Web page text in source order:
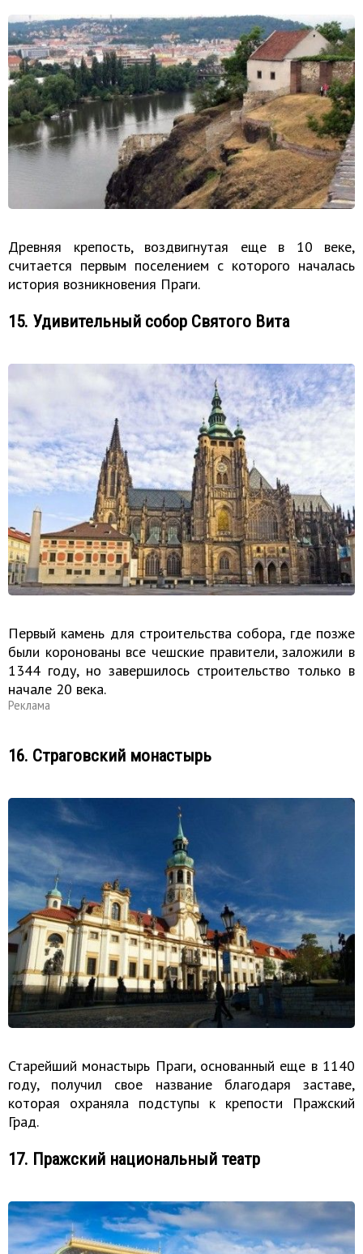
Древняя крепость, воздвигнутая еще в 10 веке,
считается первым поселением с которого началась
история возникновения Праги.
15. Удивительный собор Святого Вита
Первый камень для строительства собора, где позже
были коронованы все чешские правители, заложили в
1344 году, но завершилось строительство только в
начале 20 века.
Реклама
16. Страговский монастырь
Старейший монастырь Праги, основанный еще в 1140
году, получил свое название благодаря заставе,
которая охраняла подступы к крепости Пражский
Град.
17. Пражский национальный театр